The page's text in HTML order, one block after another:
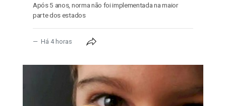
Após 5 anos, norma não foi implementada na maior
parte dos estados
Há 4 horas